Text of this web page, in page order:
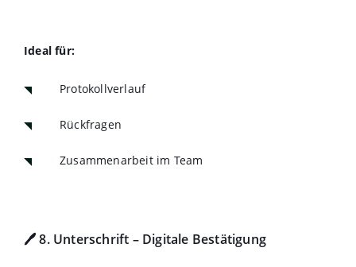
Ideal für:
Protokollverlauf
Rückfragen
Zusammenarbeit im Team
🖊️ 8. Unterschrift – Digitale Bestätigung